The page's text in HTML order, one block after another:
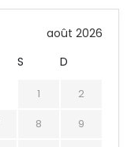
août 2026
S D
1
2
8
9